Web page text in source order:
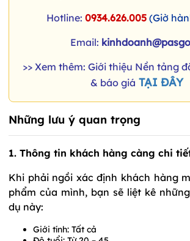
Hotline: 0934.626.005 (Giờ
Email:
>> Xem thêm: Giới thiệu Nền tảng
& báo giá TẠI ĐÂY
Những lưu ý quan trọng
1. Thông tin khách hàng càng chi
Khi phải ngồi xác định khách hàng
phẩm của mình, bạn sẽ liệt kê
dụ này:
Giới tính: Tất cả